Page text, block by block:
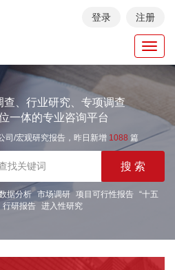
登录 注册
查、行业研究、专项调查
一体的专业咨询平台
司/宏观研究报告，昨日新增 1088 篇
据分析 市场调研 项目可行性报告
“十五
行研报告 进入性研究